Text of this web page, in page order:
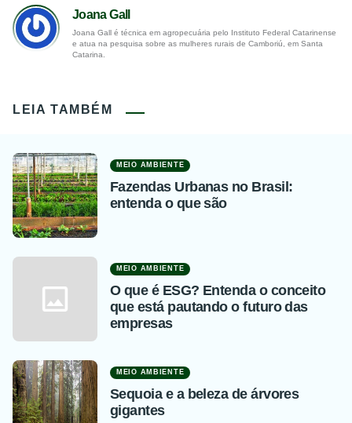
Joana Gall
Joana Gall é técnica em agropecuária pelo Instituto Federal Catarinense
e atua na pesquisa sobre as mulheres rurais de Camboriú, em Santa
Catarina.
LEIA TAMBÉM
MEIO AMBIENTE
Fazendas Urbanas no Brasil:
entenda o que são
MEIO AMBIENTE
O que é ESG? Entenda o conceito
que está pautando o futuro das
empresas
MEIO AMBIENTE
Sequoia e a beleza de árvores
gigantes